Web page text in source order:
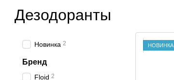
Дезодоранты
НОВИНКА
Новинка 2
Бренд
Floid 2